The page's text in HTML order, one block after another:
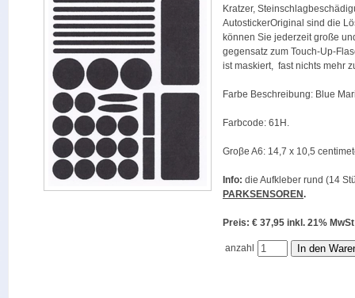
Kratzer,
AutostickerOriginal sind die
können Sie jederzeit große
gegensatz zum Touch-Up-
ist maskiert, fast nichts mehr
Farbe Beschreibung: Blue
Farbcode: 61H.
Groβe A6: 14,7 x 10,5
Info: die Aufkleber rund (14
PARKSENSOREN.
Preis: € 37,95 inkl. 21%
anzahl